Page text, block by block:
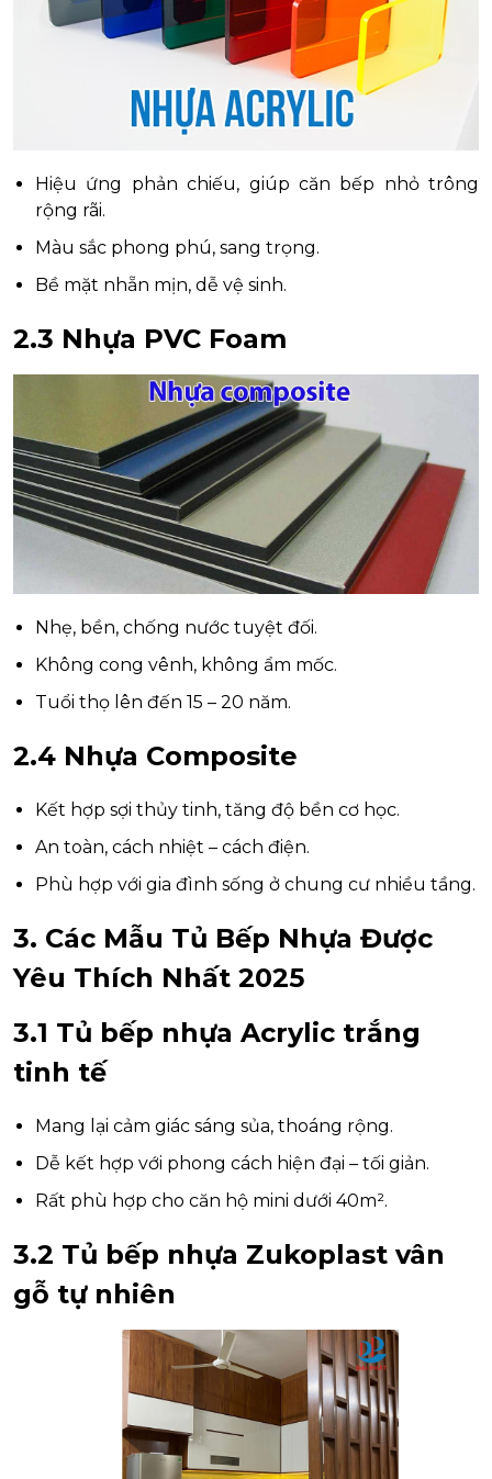
Hiệu ứng phản chiếu, giúp căn bếp nhỏ trông
rộng rãi.
Màu sắc phong phú, sang trọng.
Bề mặt nhẵn mịn, dễ vệ sinh.
2.3 Nhựa PVC Foam
Nhẹ, bền, chống nước tuyệt đối.
Không cong vênh, không ẩm mốc.
Tuổi thọ lên đến 15 – 20 năm.
2.4 Nhựa Composite
Kết hợp sợi thủy tinh, tăng độ bền cơ học.
An toàn, cách nhiệt – cách điện.
Phù hợp với gia đình sống ở chung cư nhiều tầng.
3. Các Mẫu Tủ Bếp Nhựa Được
Yêu Thích Nhất 2025
3.1 Tủ bếp nhựa Acrylic trắng
tinh tế
Mang lại cảm giác sáng sủa, thoáng rộng.
Dễ kết hợp với phong cách hiện đại – tối giản.
Rất phù hợp cho căn hộ mini dưới 40m².
3.2 Tủ bếp nhựa Zukoplast vân
gỗ tự nhiên